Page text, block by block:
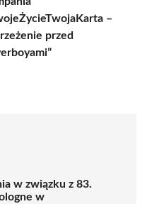
–
przed
w związku z 83.
w